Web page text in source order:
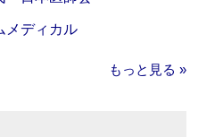
ディカル
もっと見る »